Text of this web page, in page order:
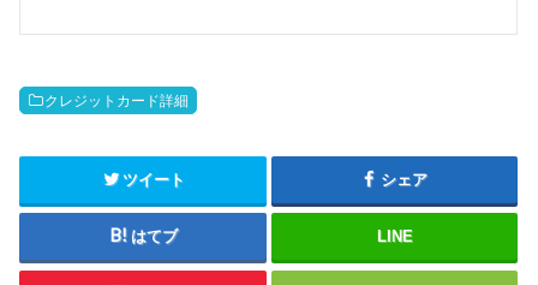
クレジットカード詳細
ツイート シェア
はてブ LINE